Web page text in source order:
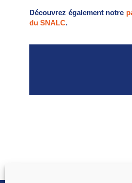
Découvrez également notre
du SNALC.